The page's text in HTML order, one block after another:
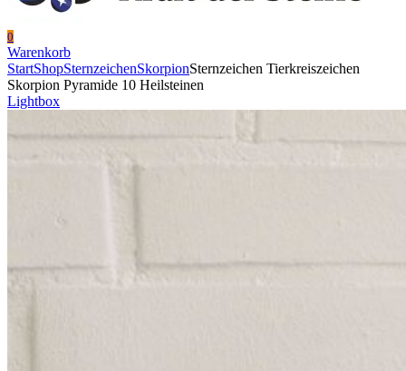
0
Warenkorb
StartShopSternzeichenSkorpionSternzeichen Tierkreiszeichen
Skorpion Pyramide 10 Heilsteinen
Lightbox